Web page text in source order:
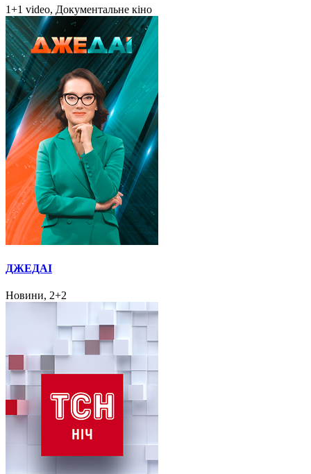
1+1 video, Документальне кіно
ДЖЕДАІ
Новини, 2+2